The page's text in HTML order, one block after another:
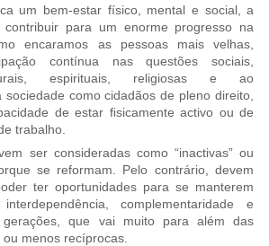
um bem-estar físico, mental e social, a
contribuir para um enorme progresso na
encaramos as pessoas mais velhas,
contínua nas questões sociais,
espirituais, religiosas e ao
sociedade como cidadãos de pleno direito,
de estar ﬁsicamente activo ou de
trabalho.
ser consideradas como “inactivas” ou
se reformam. Pelo contrário, devem
ter oportunidades para se manterem
complementaridade e
gerações, que vai muito para além das
menos recíprocas.